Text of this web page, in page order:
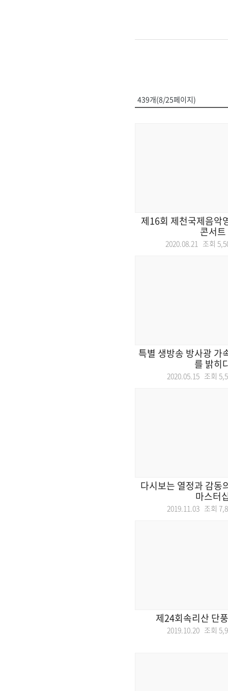
439개(8/25페이지)
제16회 제천국제음악
콘서트
2020.08.21 조회
특별 생방송 방사광 가
를 밝히
2020.05.15 조회
다시보는 열정과 감동
마스터
2019.11.03 조회
제24회속리산 단
2019.10.20 조회